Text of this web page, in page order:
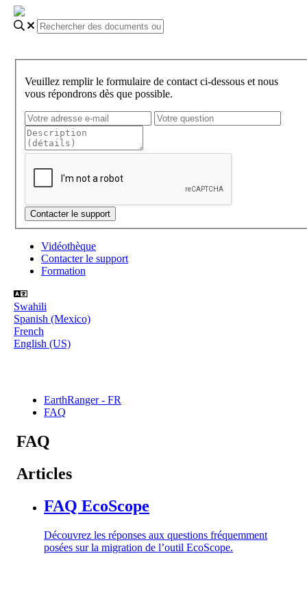
Veuillez remplir le formulaire de contact ci-dessous et nous
vous répondrons dès que possible.
Vidéothèque
Contacter le support
Formation
Swahili
Spanish (Mexico)
French
English (US)
EarthRanger - FR
FAQ
FAQ
Articles
FAQ EcoScope
Découvrez les réponses aux questions fréquemment
posées sur la migration de l’outil EcoScope.